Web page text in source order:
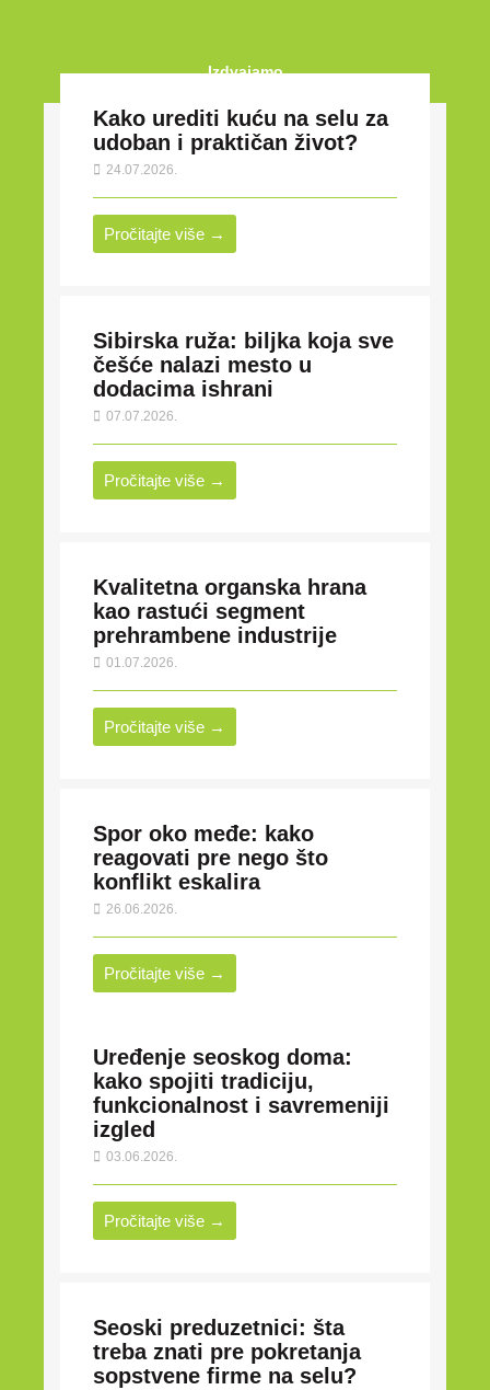
Izdvajamo
Kako urediti kuću na selu za
udoban i praktičan život?
24.07.2026.
Pročitajte više →
Sibirska ruža: biljka koja sve
češće nalazi mesto u
dodacima ishrani
07.07.2026.
Pročitajte više →
Kvalitetna organska hrana
kao rastući segment
prehrambene industrije
01.07.2026.
Pročitajte više →
Spor oko međe: kako
reagovati pre nego što
konflikt eskalira
26.06.2026.
Pročitajte više →
Uređenje seoskog doma:
kako spojiti tradiciju,
funkcionalnost i savremeniji
izgled
03.06.2026.
Pročitajte više →
Seoski preduzetnici: šta
treba znati pre pokretanja
sopstvene firme na selu?